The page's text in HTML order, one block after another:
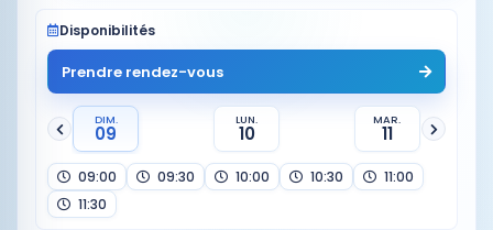
Disponibilités
Prendre rendez-vous
DIM.
09
LUN.
10
MAR.
11
09:00 09:30 10:00 10:30
11:00
11:30